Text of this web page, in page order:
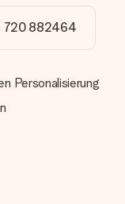
Paypal,
Bei einer
Lieferzeit des
nicht
Erwartungen nicht
zu
720 882464
Personalisierung